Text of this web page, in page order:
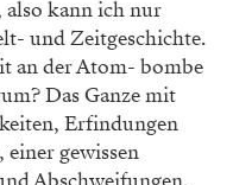
kann ich nur
und Zeitgeschichte.
an der Atom- bombe
Das Ganze mit
Erfindungen
gewissen